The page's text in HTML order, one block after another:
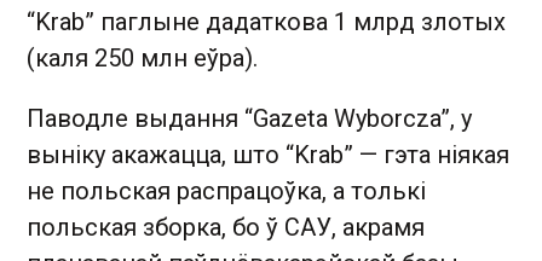
“Krab” паглыне дадаткова 1 млрд злотых
(каля 250 млн еўра).
Паводле выдання “Gazeta Wyborcza”, у
выніку акажацца, што “Krab” — гэта ніякая
не польская распрацоўка, а толькі
польская зборка, бо ў САУ, акрамя